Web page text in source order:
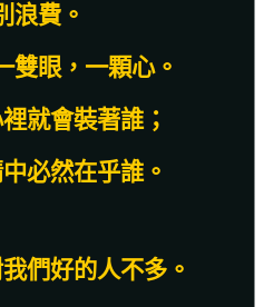
浪費。
雙眼，一顆心。
就會裝著誰；
必然在乎誰。
們好的人不多。